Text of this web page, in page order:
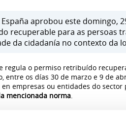
aprobou este domingo,
recuperable para as persoas
da cidadanía no contexto da
regula o permiso retribuído
entre os días 30 de marzo e 9 de
empresas ou entidades do
mencionada norma.
ou aqueles que fosen